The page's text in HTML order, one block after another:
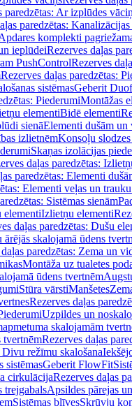
paredzētas: Ar izplūdes
paredzētas:
komplekti
ieplūdeiRezerves daļas
PushControlRezerves
Rezerves daļas paredzētas:
sistēmasGeberit
PiederumiMontāžas
elementiBidē elementi
sienāElementi dušām un
izlietnēmKonsoļu
Skaņas izolācijas
daļas paredzētas:
paredzētas: Elementi
Elementi veļas un
Sistēmas sienām
elementiIzlietņu elementi
daļas paredzētas: Dušu
ārējās skalojamā ūdens
paredzētas: Zema un
Montāža uz tualetes
ūdens tvertnēm
Stūra vārstiManšetes
Rezerves daļas
Uzpildes un
skalojamām
tvertnēmRezerves daļas
Divu režīmu skalošana
sistēmasGeberit FlowFit
cirkulācijaRezerves daļas
trejgabalsApsildes pārejas
Sistēmas blīvesSkrūvju